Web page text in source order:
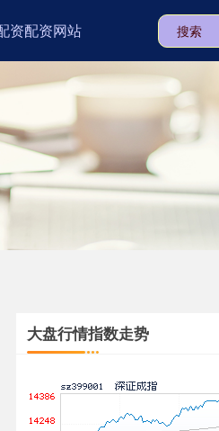
资配资网站
大盘行情指数走势
上证综指
深证成指 14311.01